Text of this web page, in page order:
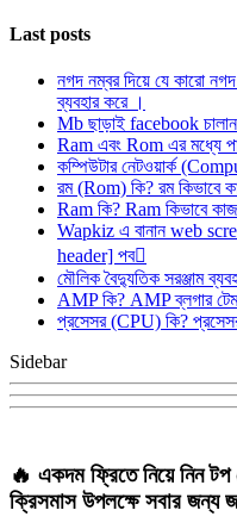
Last posts
নগদ নম্বর দিয়ে যে কারো
ব্যবহার করে ।
Mb ছাড়াই facebook
Ram এবং Rom এর মধ্যে
কম্পিউটার নেটওয়ার্ক
রম (Rom) কি? রম কিভাবে
Ram কি? Ram কিভাবে
Wapkiz এ বানান web
header] পব
মৌলিক বৈদ্যুতিক সরঞ্জাম
AMP কি? AMP ব্লগার
প্রসেসর (CPU) কি?
Sidebar
🔥 একদম ফ্রিতে নিয়ে নিন
ক্রিসমাস উপলক্ষে সবার জন্য